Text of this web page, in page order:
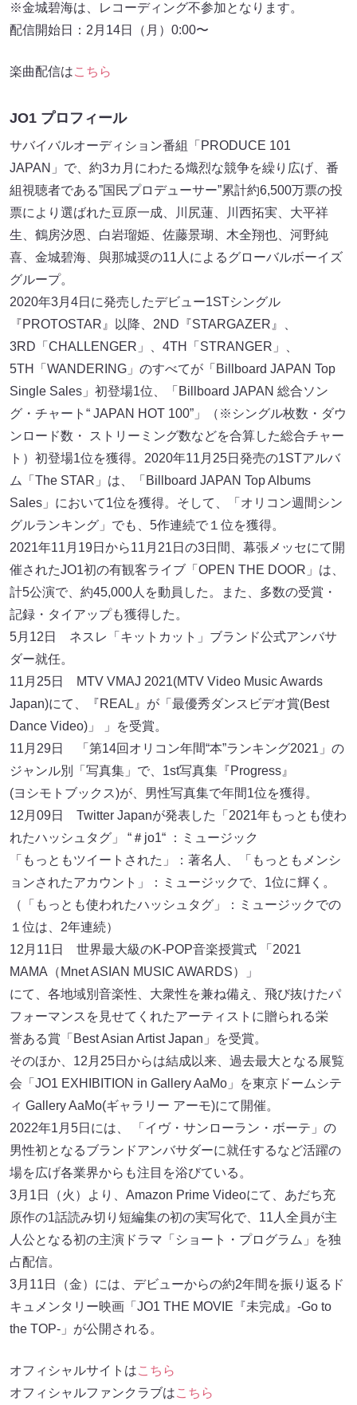
※金城碧海は、レコーディング不参加となります。
配信開始日：2月14日（月）0:00〜
楽曲配信はこちら
JO1 プロフィール
サバイバルオーディション番組「PRODUCE 101
JAPAN」で、約3カ月にわたる熾烈な競争を繰り広げ、番
組視聴者である”国民プロデューサー”累計約6,500万票の投
票により選ばれた豆原一成、川尻蓮、川西拓実、大平祥
生、鶴房汐恩、白岩瑠姫、佐藤景瑚、木全翔也、河野純
喜、金城碧海、與那城奨の11人によるグローバルボーイズ
グループ。
2020年3月4日に発売したデビュー1STシングル
『PROTOSTAR』以降、2ND『STARGAZER』、
3RD「CHALLENGER」、4TH「STRANGER」、
5TH「WANDERING」のすべてが「Billboard JAPAN Top
Single Sales」初登場1位、「Billboard JAPAN 総合ソン
グ・チャート“ JAPAN HOT 100”」（※シングル枚数・ダウ
ンロード数・ ストリーミング数などを合算した総合チャー
ト）初登場1位を獲得。2020年11月25日発売の1STアルバ
ム「The STAR」は、「Billboard JAPAN Top Albums
Sales」において1位を獲得。そして、「オリコン週間シン
グルランキング」でも、5作連続で１位を獲得。
2021年11月19日から11月21日の3日間、幕張メッセにて開
催されたJO1初の有観客ライブ「OPEN THE DOOR」は、
計5公演で、約45,000人を動員した。また、多数の受賞・
記録・タイアップも獲得した。
5月12日 ネスレ「キットカット」ブランド公式アンバサ
ダー就任。
11月25日 MTV VMAJ 2021(MTV Video Music Awards
Japan)にて、『REAL』が「最優秀ダンスビデオ賞(Best
Dance Video)」 」を受賞。
11月29日 「第14回オリコン年間“本”ランキング2021」の
ジャンル別「写真集」で、1st写真集『Progress』
(ヨシモトブックス)が、男性写真集で年間1位を獲得。
12月09日 Twitter Japanが発表した「2021年もっとも使わ
れたハッシュタグ」 “＃jo1“ ：ミュージック
「もっともツイートされた」：著名人、「もっともメンシ
ョンされたアカウント」：ミュージックで、1位に輝く。
（「もっとも使われたハッシュタグ」：ミュージックでの
１位は、2年連続）
12月11日 世界最大級のK-POP音楽授賞式 「2021
MAMA（Mnet ASIAN MUSIC AWARDS）」
にて、各地域別音楽性、大衆性を兼ね備え、飛び抜けたパ
フォーマンスを見せてくれたアーティストに贈られる栄
誉ある賞「Best Asian Artist Japan」を受賞。
そのほか、12月25日からは結成以来、過去最大となる展覧
会「JO1 EXHIBITION in Gallery AaMo」を東京ドームシテ
ィ Gallery AaMo(ギャラリー アーモ)にて開催。
2022年1月5日には、 「イヴ・サンローラン・ボーテ」の
男性初となるブランドアンバサダーに就任するなど活躍の
場を広げ各業界からも注目を浴びている。
3月1日（火）より、Amazon Prime Videoにて、あだち充
原作の1話読み切り短編集の初の実写化で、11人全員が主
人公となる初の主演ドラマ「ショート・プログラム」を独
占配信。
3月11日（金）には、デビューからの約2年間を振り返るド
キュメンタリー映画「JO1 THE MOVIE『未完成』-Go to
the TOP-」が公開される。
オフィシャルサイトはこちら
オフィシャルファンクラブはこちら